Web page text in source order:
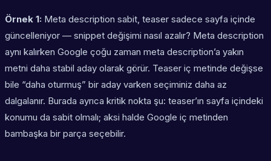
Örnek 1: Meta description sabit, teaser sadece sayfa içinde
güncelleniyor — snippet değişimi nasıl azalır? Meta description
aynı kalırken Google çoğu zaman meta description’a yakın
metni daha stabil aday olarak görür. Teaser iç metinde değişse
bile “daha oturmuş” bir aday varken seçiminiz daha az
dalgalanır. Burada ayrıca kritik nokta şu: teaser’ın sayfa içindeki
konumu da sabit olmalı; aksi halde Google iç metinden
bambaşka bir parça seçebilir.